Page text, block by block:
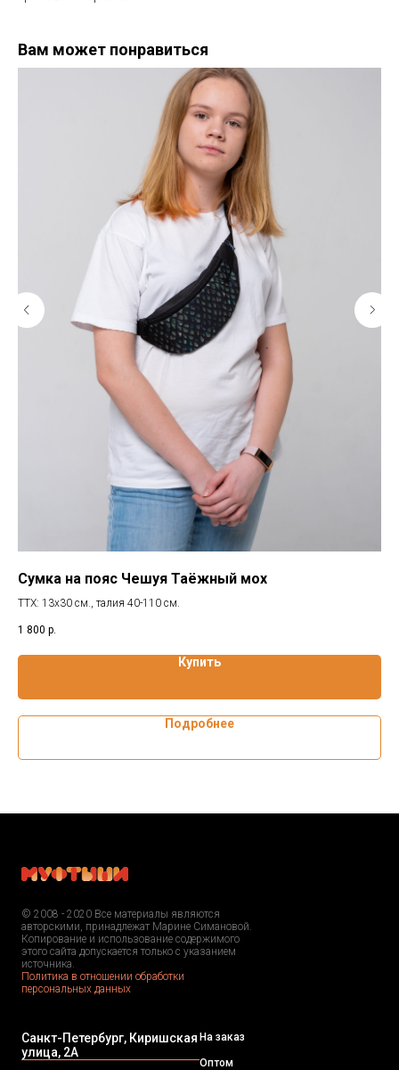
Вам может понравиться
Сумка на пояс Чешуя Таёжный мох
ТТХ: 13х30 см., талия 40-110 см.
1 800 р.
Купить
Подробнее
© 2008 - 2020 Все материалы являются
авторскими, принадлежат Марине Симановой.
Копирование и использование содержимого
этого сайта допускается только с указанием
источника.
Политика в отношении обработки
персональных данных
Санкт-Петербург, Киришская
улица, 2А
На заказ
Оптом